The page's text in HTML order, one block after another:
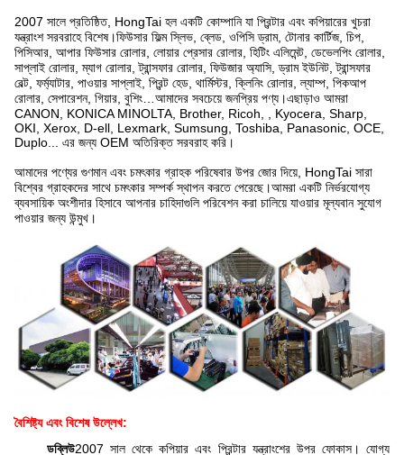
2007 সালে প্রতিষ্ঠিত, HongTai হল একটি কোম্পানি যা প্রিন্টার এবং কপিয়ারের খুচরা
যন্ত্রাংশ সরবরাহে বিশেষ।ফিউসার ফিল্ম স্লিভ, ব্লেড, ওপিসি ড্রাম, টোনার কার্টিজ, চিপ,
পিসিআর, আপার ফিউসার রোলার, লোয়ার প্রেসার রোলার, হিটিং এলিমেন্ট, ডেভেলপিং রোলার,
সাপ্লাই রোলার, ম্যাগ রোলার, ট্রান্সফার রোলার, ফিউজার অ্যাসি, ড্রাম ইউনিট, ট্রান্সফার
বেল্ট, ফর্ম্যাটার, পাওয়ার সাপ্লাই, প্রিন্ট হেড, থার্মিস্টর, ক্লিনিং রোলার, ল্যাম্প, পিকআপ
রোলার, সেপারেশন, গিয়ার, বুশিং…আমাদের সবচেয়ে জনপ্রিয় পণ্য।এছাড়াও আমরা
CANON, KONICA MINOLTA, Brother, Ricoh, , Kyocera, Sharp,
OKI, Xerox, D-ell, Lexmark, Sumsung, Toshiba, Panasonic, OCE,
Duplo... এর জন্য OEM অতিরিক্ত সরবরাহ করি।
আমাদের পণ্যের গুণমান এবং চমৎকার গ্রাহক পরিষেবার উপর জোর দিয়ে, HongTai সারা
বিশ্বের গ্রাহকদের সাথে চমৎকার সম্পর্ক স্থাপন করতে পেরেছে।আমরা একটি নির্ভরযোগ্য
ব্যবসায়িক অংশীদার হিসাবে আপনার চাহিদাগুলি পরিবেশন করা চালিয়ে যাওয়ার মূল্যবান সুযোগ
পাওয়ার জন্য উন্মুখ।
বৈশিষ্ট্য এবং বিশেষ উল্লেখ:
ডব্লিউ2007 সাল থেকে কপিয়ার এবং প্রিন্টার যন্ত্রাংশের উপর ফোকাস। যোগ্য